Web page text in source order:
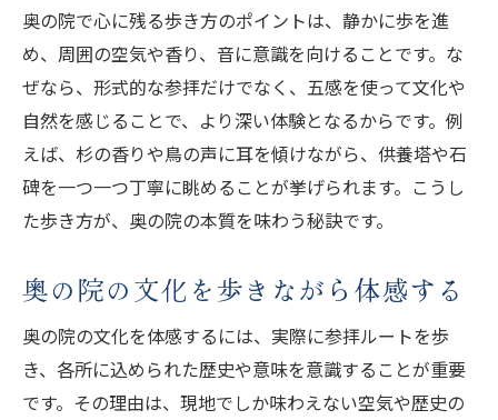
奥の院で心に残る歩き方のポイントは、静かに歩を進
め、周囲の空気や香り、音に意識を向けることです。な
ぜなら、形式的な参拝だけでなく、五感を使って文化や
自然を感じることで、より深い体験となるからです。例
えば、杉の香りや鳥の声に耳を傾けながら、供養塔や石
碑を一つ一つ丁寧に眺めることが挙げられます。こうし
た歩き方が、奥の院の本質を味わう秘訣です。
奥の院の文化を歩きながら体感する
奥の院の文化を体感するには、実際に参拝ルートを歩
き、各所に込められた歴史や意味を意識することが重要
です。その理由は、現地でしか味わえない空気や歴史の